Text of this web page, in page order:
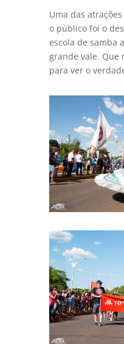
Uma das
o público foi o
escola de samba
grande vale.
para ver o